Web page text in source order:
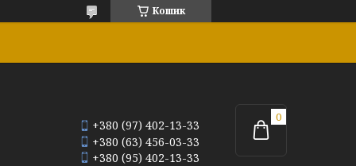
Кошик
+380 (97) 402-13-33
+380 (63) 456-03-33
+380 (95) 402-13-33